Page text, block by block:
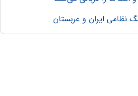
نظامی ایران و عربستان